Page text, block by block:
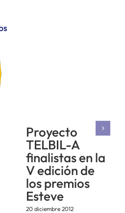
Proyecto
TELBIL-A
finalistas en la
V edición de
los premios
Esteve
20 diciembre 2012